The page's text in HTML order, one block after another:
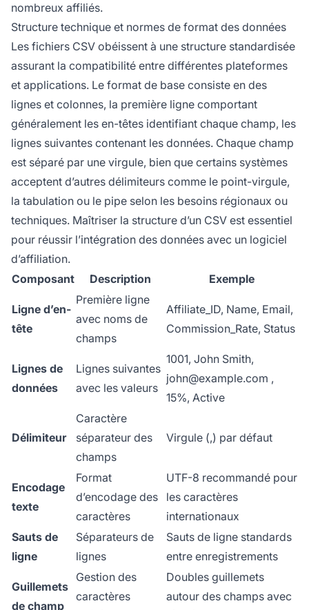
nombreux affiliés.
Structure technique et normes de format des données
Les fichiers CSV obéissent à une structure standardisée
assurant la compatibilité entre différentes plateformes
et applications. Le format de base consiste en des
lignes et colonnes, la première ligne comportant
généralement les en-têtes identifiant chaque champ, les
lignes suivantes contenant les données. Chaque champ
est séparé par une virgule, bien que certains systèmes
acceptent d’autres délimiteurs comme le point-virgule,
la tabulation ou le pipe selon les besoins régionaux ou
techniques. Maîtriser la structure d’un CSV est essentiel
pour réussir l’intégration des données avec un logiciel
d’affiliation.
Composant
Description Exemple
Ligne d’en-
tête
Première ligne
avec noms de
champs
Affiliate_ID, Name, Email,
Commission_Rate, Status
Lignes de
données
Lignes suivantes
avec les valeurs
1001, John Smith,
john@example.com ,
15%, Active
Délimiteur
Caractère
séparateur des
champs
Virgule (,) par défaut
Encodage
texte
Format
d’encodage des
caractères
UTF-8 recommandé pour
les caractères
internationaux
Sauts de
ligne
Séparateurs de
lignes
Sauts de ligne standards
entre enregistrements
Guillemets
de champ
Gestion des
caractères
Doubles guillemets
autour des champs avec